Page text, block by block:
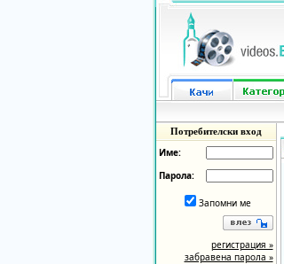
Потребителски вход
Име:
Парола:
Запомни ме
регистрация »
забравена парола »